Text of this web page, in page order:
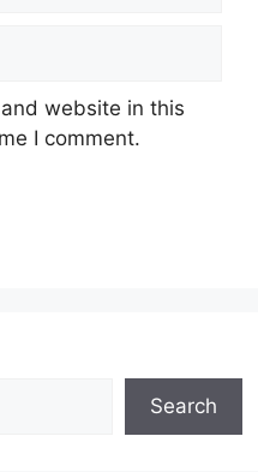
website in this
I comment.
Search